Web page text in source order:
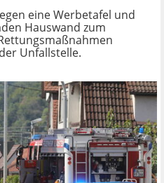
eine Werbetafel und
Hauswand zum
Unfallstelle.